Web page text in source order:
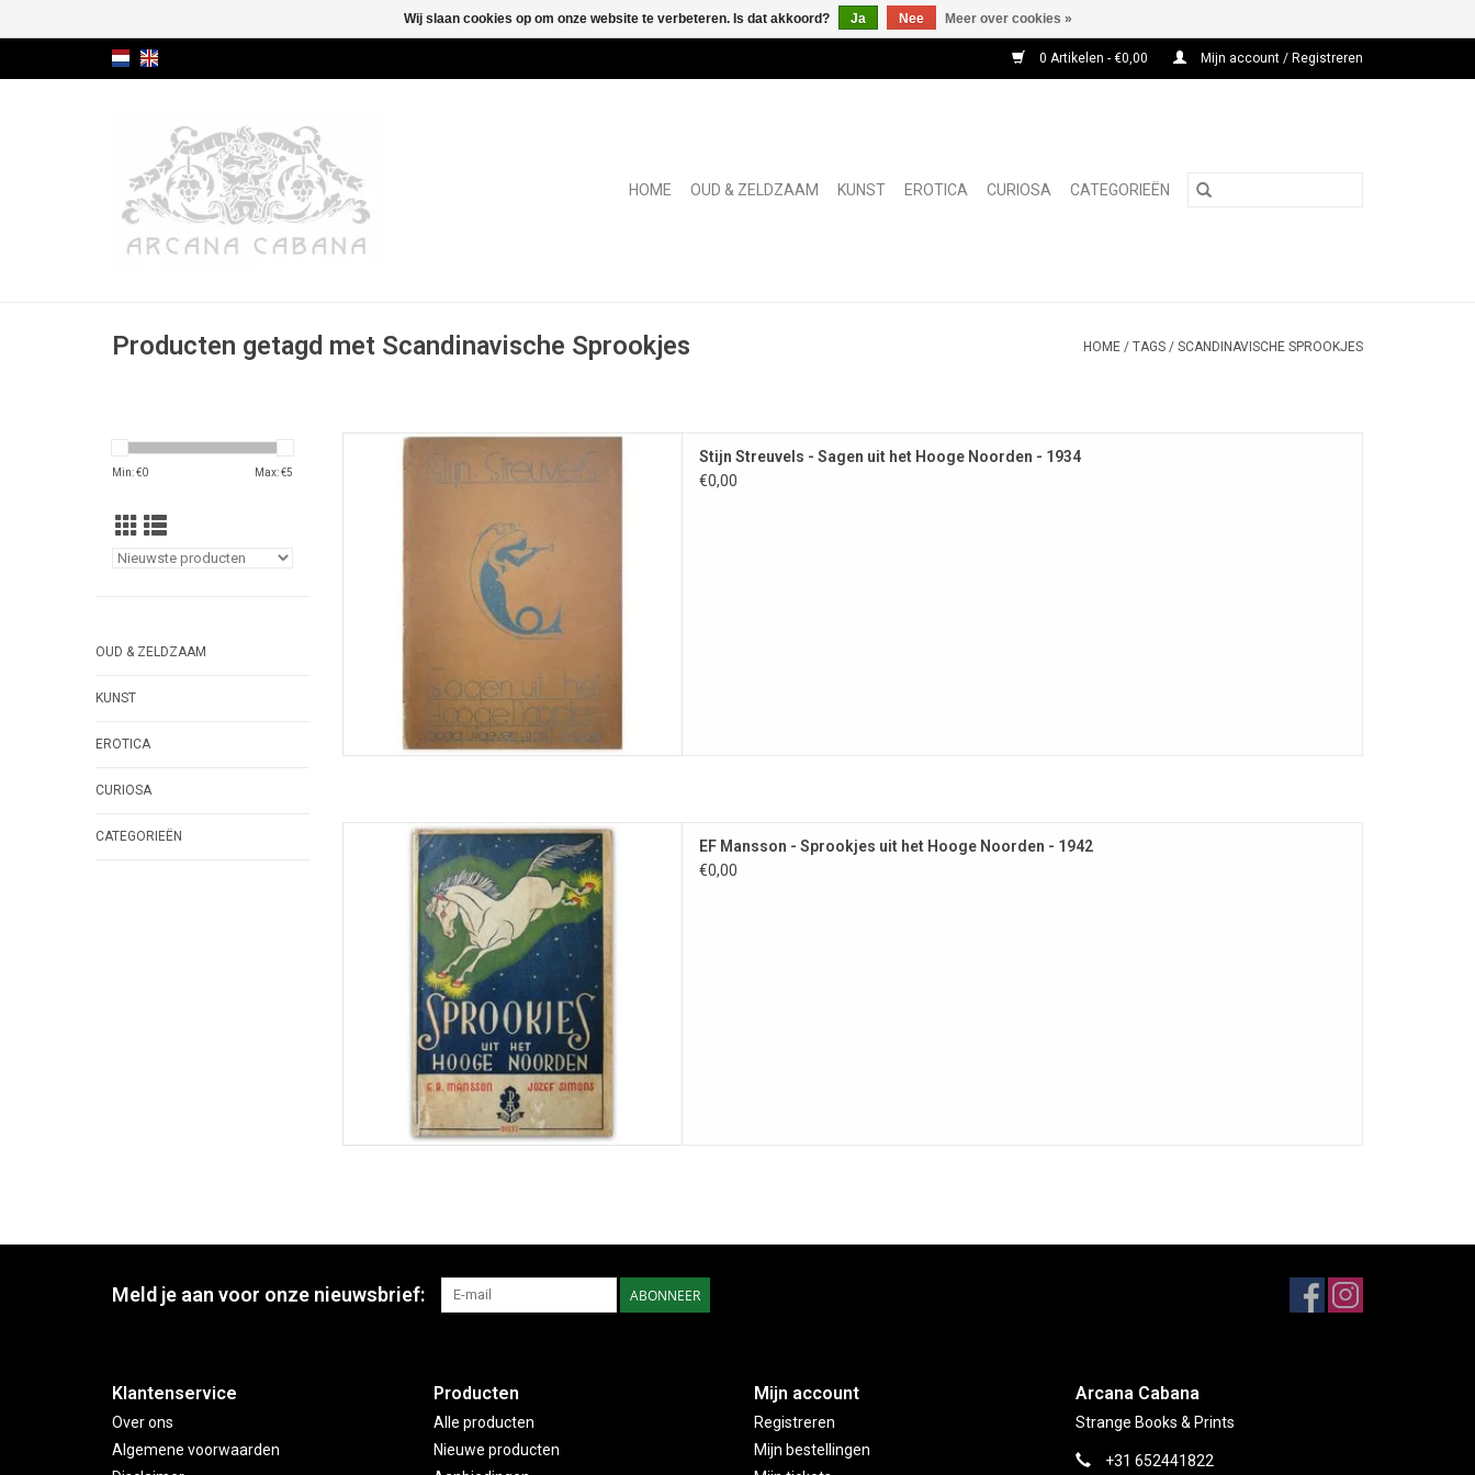
0 Artikelen - €0,00 Mijn account / Registreren
HOME OUD & ZELDZAAM KUNST EROTICA CURIOSA CATEGORIEËN
Producten getagd met Scandinavische Sprookjes HOME / TAGS / SCANDINAVISCHE SPROOKJES
Min: €0 Max: €5
OUD & ZELDZAAM
KUNST
EROTICA
CURIOSA
CATEGORIEËN
Bundel met 38 sprookjes en volksverhalen uit de
Scandinavische landen.
Stijn Streuvels - Sagen uit het Hooge Noorden - 1934
€0,00
Omslag design door Roger De Ruyck
TOEVOEGEN AAN WINKELWAGEN
EF Mansson - Sprookjes uit het Hooge Noorden - 1942
€0,00
Meld je aan voor onze nieuwsbrief: ABONNEER
Klantenservice
Over ons
Algemene voorwaarden
Producten
Alle producten
Nieuwe producten
Mijn account
Registreren
Mijn bestellingen
Arcana Cabana
Strange Books & Prints
+31 652441822
Wij slaan cookies op om onze website te verbeteren. Is dat akkoord? Ja Nee Meer over cookies »